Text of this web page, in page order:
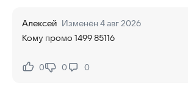
Алексей Изменён 4 авг 2026
Кому промо 1499 85116
Нравится:
0Не нравится:
0 0